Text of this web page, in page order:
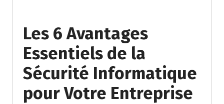
Les 6 Avantages
Essentiels de la
Sécurité Informatique
pour Votre Entreprise